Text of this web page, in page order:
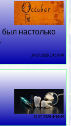
настолько
14 07 2026 14:14:49
13 07 2026 4:34:45